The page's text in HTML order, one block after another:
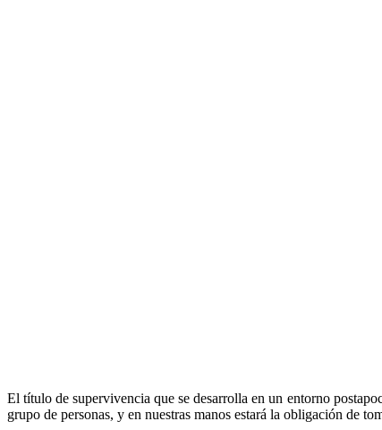
El título de supervivencia que se desarrolla en un entorno
grupo de personas, y en nuestras manos estará la obligación de